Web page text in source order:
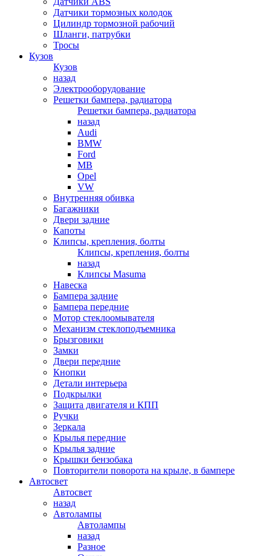
Датчики тормозных колодок
Цилиндр тормозной рабочий
Шланги, патрубки
Тросы
Кузов
Кузов
назад
Электрооборудование
Решетки бампера, радиатора
Решетки бампера, радиатора
назад
Audi
BMW
Ford
MB
Opel
VW
Внутренняя обивка
Багажники
Двери задние
Капоты
Клипсы, крепления, болты
Клипсы, крепления, болты
назад
Клипсы Masuma
Навеска
Бампера задние
Бампера передние
Мотор стеклоомывателя
Механизм стеклоподъемника
Брызговики
Замки
Двери передние
Кнопки
Детали интерьера
Подкрылки
Защита двигателя и КПП
Ручки
Зеркала
Крылья передние
Крылья задние
Крышки бензобака
Повторители поворота на крыле, в бампере
Автосвет
Автосвет
назад
Автолампы
Автолампы
назад
Разное